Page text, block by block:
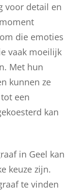
voor detail en
die emoties
vaak moeilijk
Met hun
kunnen ze
een
kan
in Geel kan
keuze zijn.
te vinden